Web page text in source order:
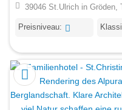
39046 St.Ulrich in Gröden,
Preisniveau: